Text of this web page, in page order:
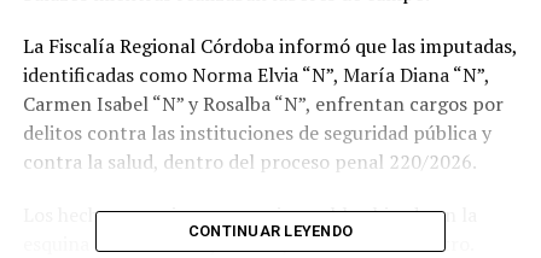
La Fiscalía Regional Córdoba informó que las imputadas,
identificadas como Norma Elvia “N”, María Diana “N”,
Carmen Isabel “N” y Rosalba “N”, enfrentan cargos por
delitos contra las instituciones de seguridad pública y
contra la salud, dentro del proceso penal 220/2026.
Los hechos ocurrieron en un inmueble ubicado en la
esquina de Avenida 1 y Calle 3, en la colonia Centro.
CONTINUAR LEYENDO